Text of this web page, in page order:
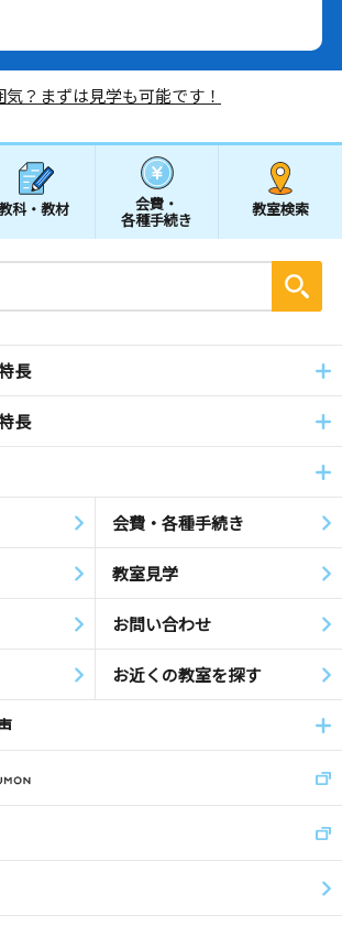
？まずは見学も可能です！
科・教材 会費・
各種手続き
教室検索
長
長
会費・各種手続き
教室見学
お問い合わせ
お近くの教室を探す